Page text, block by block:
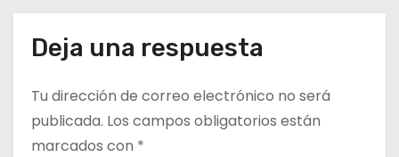
r
a
d
Deja una respuesta
Tu dirección de correo electrónico no será
publicada. Los campos obligatorios están
marcados con *